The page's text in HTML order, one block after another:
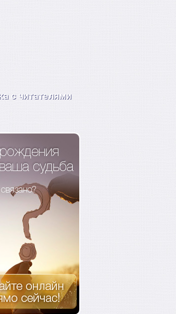
с читателями